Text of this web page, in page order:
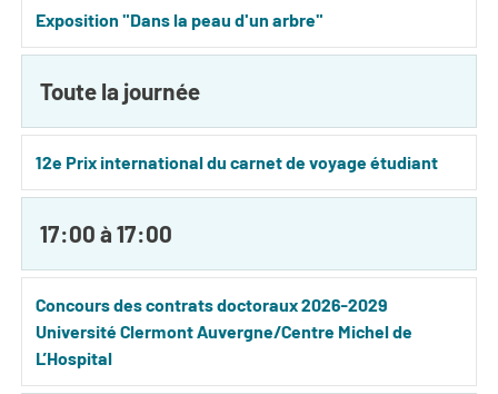
Exposition "Dans la peau d'un arbre"
Toute la journée
12e Prix international du carnet de voyage étudiant
17:00 à 17:00
Concours des contrats doctoraux 2026-2029
Université Clermont Auvergne/Centre Michel de
L’Hospital